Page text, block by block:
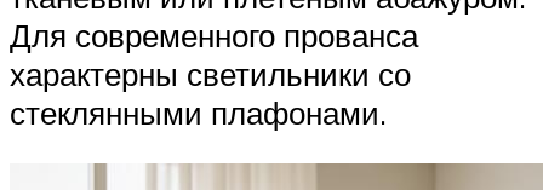
Для современного прованса
характерны светильники со
стеклянными плафонами.